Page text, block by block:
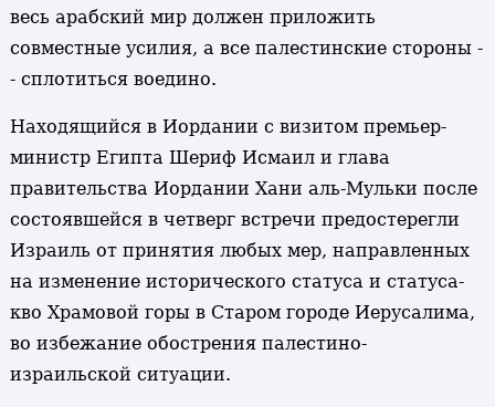
весь арабский мир должен приложить
совместные усилия, а все палестинские стороны -
- сплотиться воедино.
Находящийся в Иордании с визитом премьер-
министр Египта Шериф Исмаил и глава
правительства Иордании Хани аль-Мульки после
состоявшейся в четверг встречи предостерегли
Израиль от принятия любых мер, направленных
на изменение исторического статуса и статуса-
кво Храмовой горы в Старом городе Иерусалима,
во избежание обострения палестино-
израильской ситуации.